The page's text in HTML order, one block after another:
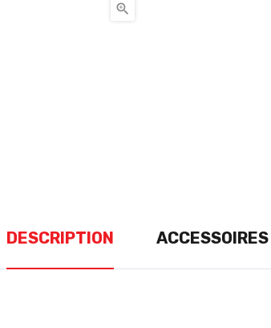

DESCRIPTION ACCESSOIRES